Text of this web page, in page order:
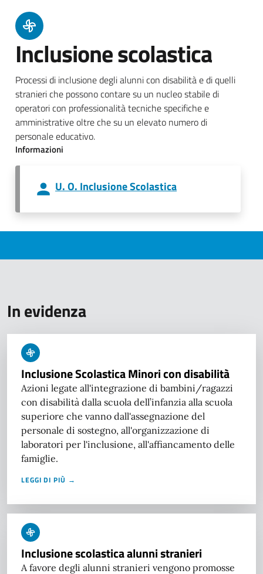
Inclusione scolastica
Processi di inclusione degli alunni con disabilità e di quelli
stranieri che possono contare su un nucleo stabile di
operatori con professionalità tecniche specifiche e
amministrative oltre che su un elevato numero di
personale educativo.
Informazioni
U. O. Inclusione Scolastica
In evidenza
Inclusione Scolastica Minori con disabilità
Azioni legate all'integrazione di bambini/ragazzi
con disabilità dalla scuola dell’infanzia alla scuola
superiore che vanno dall'assegnazione del
personale di sostegno, all'organizzazione di
laboratori per l'inclusione, all'affiancamento delle
famiglie.
LEGGI DI PIÙ →
Inclusione scolastica alunni stranieri
A favore degli alunni stranieri vengono promosse